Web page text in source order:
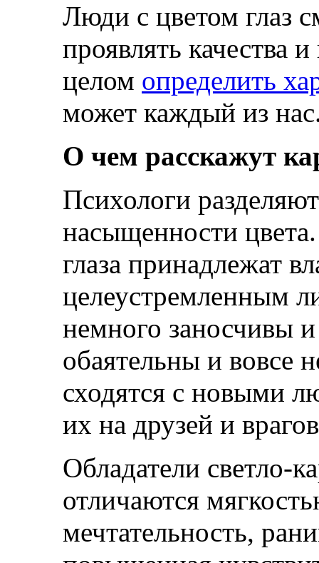
Люди с цветом глаз
проявлять качества
целом определить
может каждый из
О чем расскажут
Психологи
насыщенности
глаза принадлежат
целеустремленным
немного заносчивы
обаятельны и вовсе
сходятся с новыми
их на друзей и
Обладатели светло-
отличаются
мечтательность,